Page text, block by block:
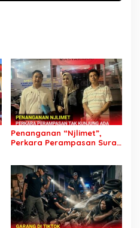
Penanganan “Njlimet”,
Perkara Perampasan Surat
Setahun di Polres Pasuruan